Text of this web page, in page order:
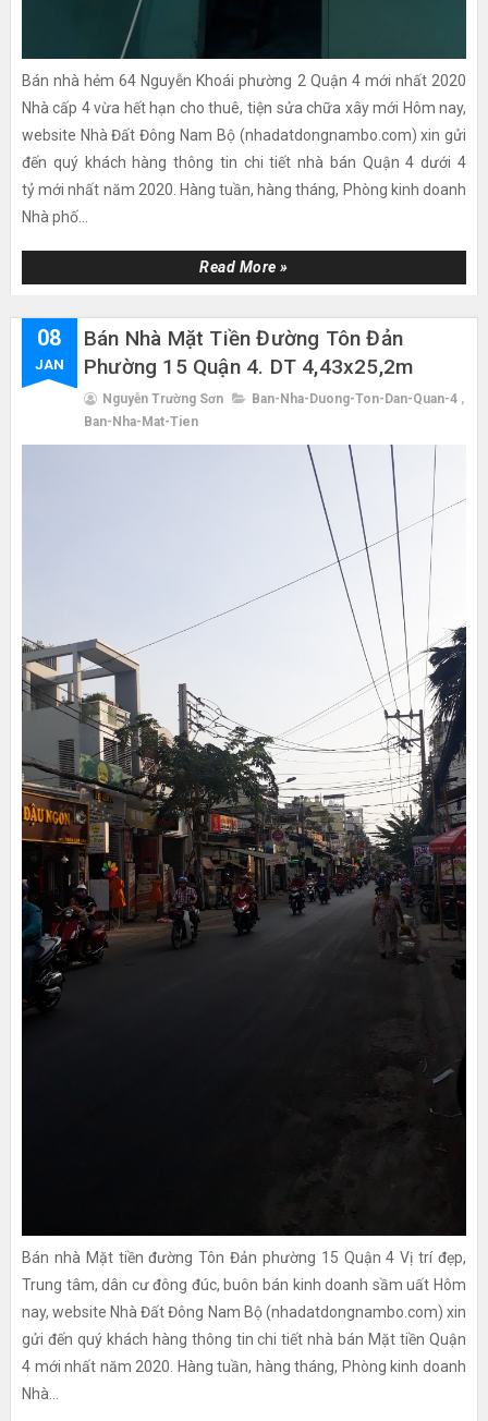
Bán nhà hẻm 64 Nguyễn Khoái phường 2 Quận 4 mới nhất 2020
Nhà cấp 4 vừa hết hạn cho thuê, tiện sửa chữa xây mới Hôm nay,
website Nhà Đất Đông Nam Bộ (nhadatdongnambo.com) xin gửi
đến quý khách hàng thông tin chi tiết nhà bán Quận 4 dưới 4
tỷ mới nhất năm 2020. Hàng tuần, hàng tháng, Phòng kinh doanh
Nhà phố...
Read More »
08
JAN
Bán Nhà Mặt Tiền Đường Tôn Đản
Phường 15 Quận 4. DT 4,43x25,2m
Nguyễn Trường Sơn Ban-Nha-Duong-Ton-Dan-Quan-4 ,
Ban-Nha-Mat-Tien
Bán nhà Mặt tiền đường Tôn Đản phường 15 Quận 4 Vị trí đẹp,
Trung tâm, dân cư đông đúc, buôn bán kinh doanh sầm uất Hôm
nay, website Nhà Đất Đông Nam Bộ (nhadatdongnambo.com) xin
gửi đến quý khách hàng thông tin chi tiết nhà bán Mặt tiền Quận
4 mới nhất năm 2020. Hàng tuần, hàng tháng, Phòng kinh doanh
Nhà...